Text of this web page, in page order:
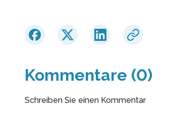
Kommentare (0)
Schreiben Sie einen Kommentar